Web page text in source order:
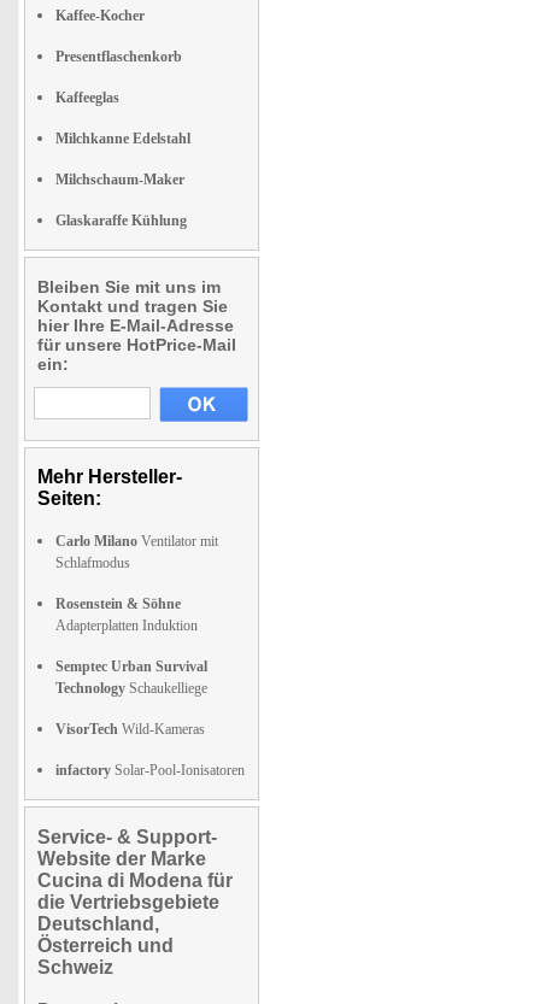
Kaffee-Kocher
Presentflaschenkorb
Kaffeeglas
Milchkanne Edelstahl
Milchschaum-Maker
Glaskaraffe Kühlung
Bleiben Sie mit uns im
Kontakt und tragen Sie
hier Ihre E-Mail-Adresse
für unsere HotPrice-Mail
ein:
Mehr Hersteller-
Seiten:
Carlo Milano Ventilator mit
Schlafmodus
Rosenstein & Söhne
Adapterplatten Induktion
Semptec Urban Survival
Technology Schaukelliege
VisorTech Wild-Kameras
infactory Solar-Pool-Ionisatoren
Service- & Support-
Website der Marke
Cucina di Modena für
die Vertriebsgebiete
Deutschland,
Österreich und
Schweiz